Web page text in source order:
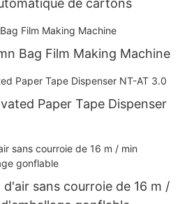
Bag Film Making Machine
Paper Tape Dispenser
sans courroie de 16 m /